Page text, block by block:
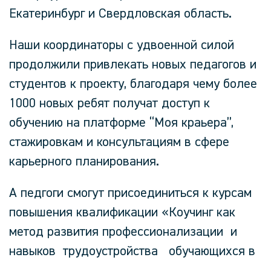
Екатеринбург и Свердловская область.
Наши координаторы с удвоенной силой
продолжили привлекать новых педагогов и
студентов к проекту, благодаря чему более
1000 новых ребят получат доступ к
обучению на платформе “Моя краьера”,
стажировкам и консультациям в сфере
карьерного планирования.
А педгоги смогут присоединиться к курсам
повышения квалификации «Коучинг как
метод развития профессионализации и
навыков трудоустройства обучающихся в